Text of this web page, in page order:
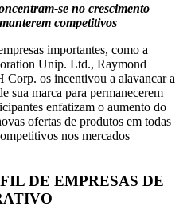
se no crescimento
competitivos
importantes, como a
Unip. Ltd., Raymond
os incentivou a alavancar a
sua marca para permanecerem
enfatizam o aumento do
ofertas de produtos em todas
nos mercados
DE EMPRESAS DE